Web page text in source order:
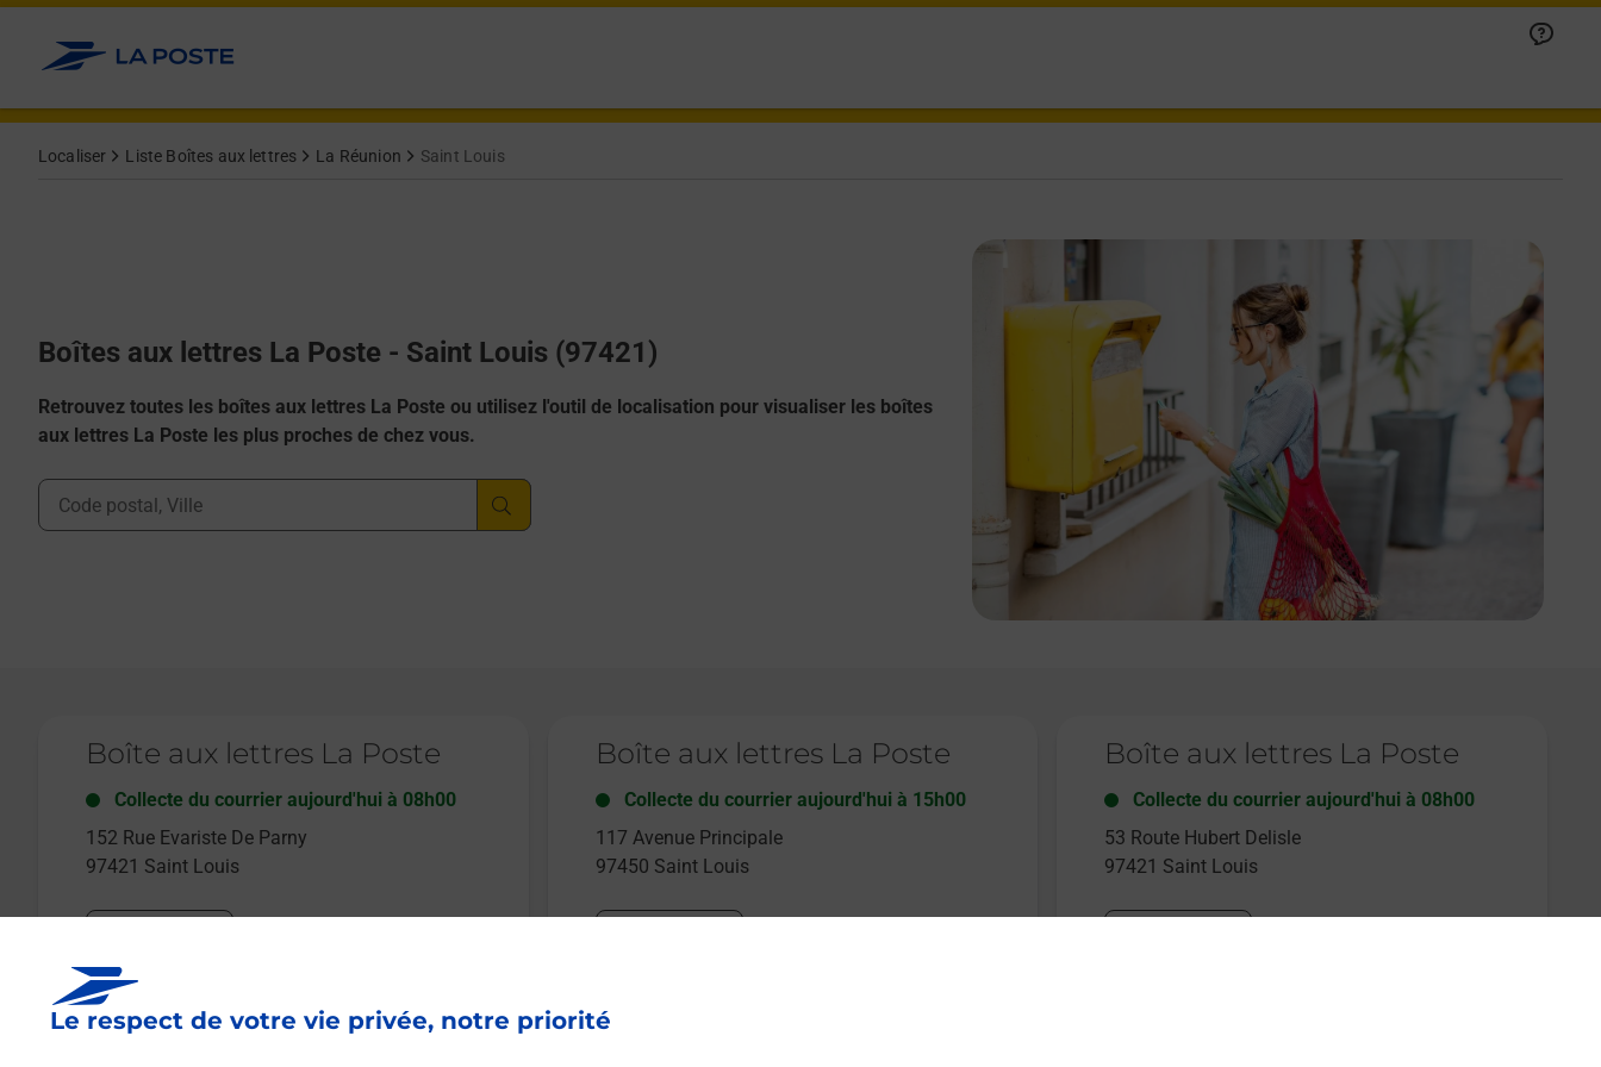
Le respect de votre vie privée, notre priorité
Allez au contenu
Localiser Liste Boîtes aux lettres La Réunion Saint Louis
Boîtes aux lettres La Poste - Saint Louis (97421)
Retrouvez toutes les boîtes aux lettres La Poste ou utilisez l'outil de localisation pour visualiser les boîtes
aux lettres La Poste les plus proches de chez vous.
Ville, Département, Code Postal
Boîte aux lettres La Poste
Collecte du courrier aujourd'hui à 08h00
152 Rue Evariste De Parny
97421 Saint Louis
Boîte aux lettres La Poste
Collecte du courrier aujourd'hui à 15h00
117 Avenue Principale
97450 Saint Louis
Boîte aux lettres La Poste
Collecte du courrier aujourd'hui à 08h00
53 Route Hubert Delisle
97421 Saint Louis
Le lien s'ouvre dans un nouvel onglet Le lien s'ouvre dans un nouvel onglet